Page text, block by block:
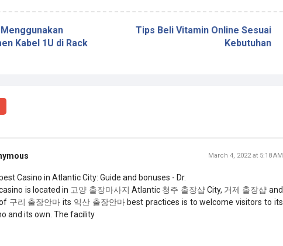
Kabel 1U di Rack
Tips Beli Vitamin Online Sesuai
Kebutuhan
March 4, 2022 at 5:18 AM
Casino in Atlantic City: Guide and bonuses - Dr.
is located in 고양 출장마사지 Atlantic 청주 출장샵City, 거제 출장샵 and
구리 출장안마 its 익산 출장안마best practices is to welcome visitors to its
and its own. The facility